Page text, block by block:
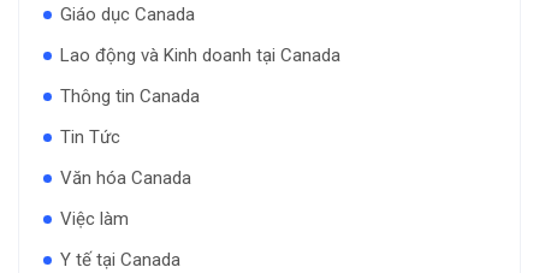
Giáo dục Canada
Lao động và Kinh doanh tại Canada
Thông tin Canada
Tin Tức
Văn hóa Canada
Việc làm
Y tế tại Canada